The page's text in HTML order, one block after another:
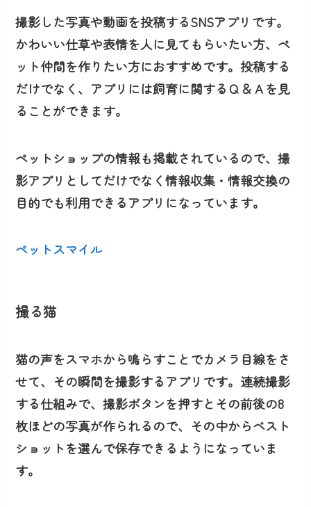
撮影した写真や動画を投稿するSNSアプリです。
かわいい仕草や表情を人に見てもらいたい方、ペ
ット仲間を作りたい方におすすめです。投稿する
だけでなく、アプリには飼育に関するＱ＆Ａを見
ることができます。
ペットショップの情報も掲載されているので、撮
影アプリとしてだけでなく情報収集・情報交換の
目的でも利用できるアプリになっています。
ペットスマイル
撮る猫
猫の声をスマホから鳴らすことでカメラ目線をさ
せて、その瞬間を撮影するアプリです。連続撮影
する仕組みで、撮影ボタンを押すとその前後の8
枚ほどの写真が作られるので、その中からベスト
ショットを選んで保存できるようになっていま
す。